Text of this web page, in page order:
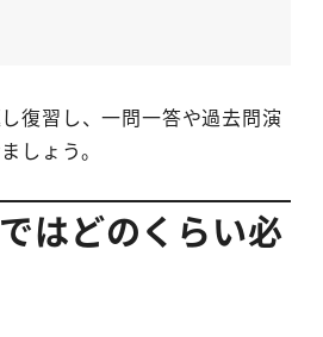
復習し、一問一答や過去問演
しょう。
はどのくらい必